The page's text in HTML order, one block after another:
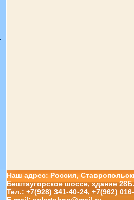
Наш адрес: Россия,
Бештаугорское шоссе, здание 28Б.
Тел.: +7(928) 341-40-24, +7(962)